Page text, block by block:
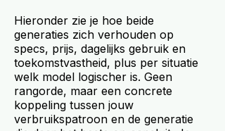
Hieronder zie je hoe beide
generaties zich verhouden op
specs, prijs, dagelijks gebruik en
toekomstvastheid, plus per situatie
welk model logischer is. Geen
rangorde, maar een concrete
koppeling tussen jouw
verbruikspatroon en de generatie